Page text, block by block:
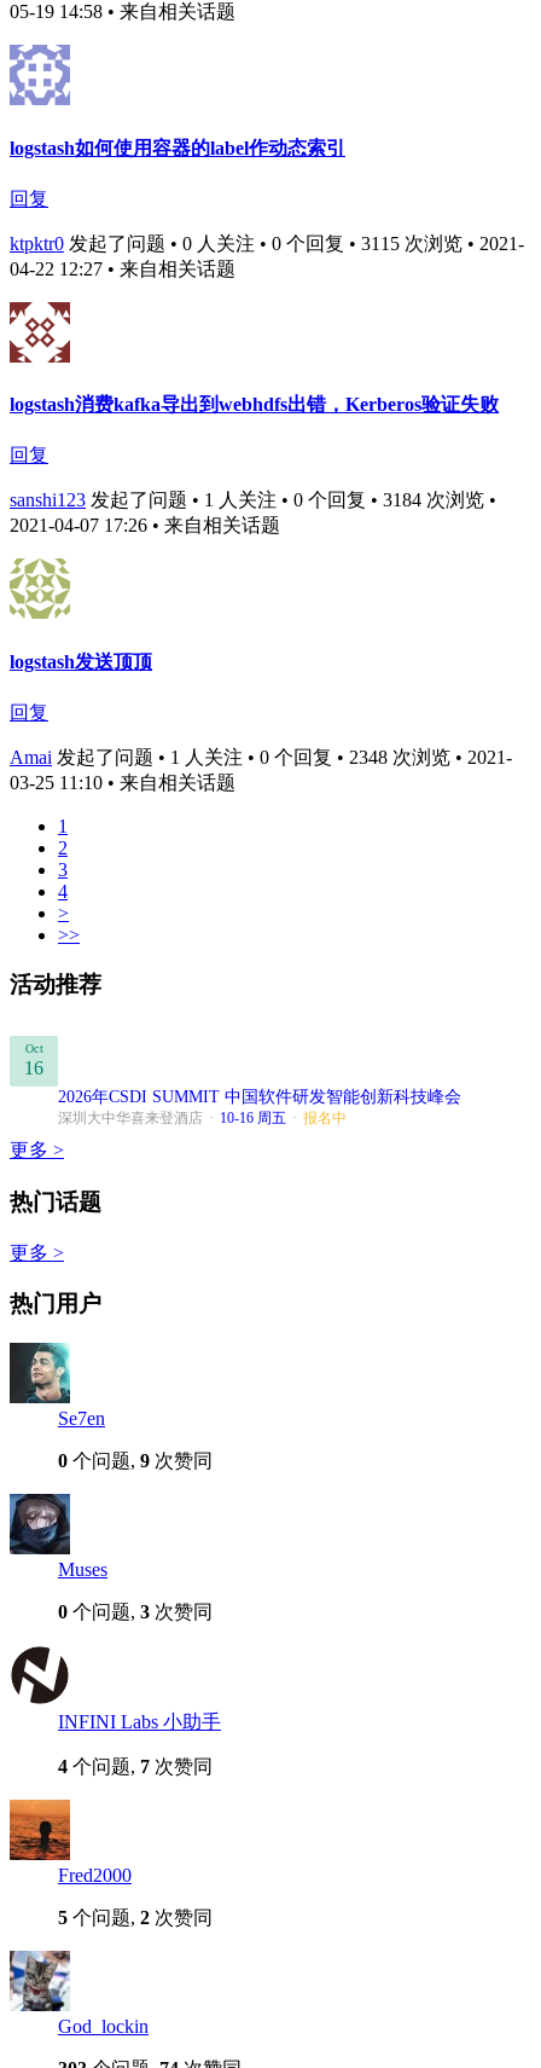
05-19 14:58 • 来自相关话题
logstash如何使用容器的label作动态索引
回复
ktpktr0 发起了问题 • 0 人关注 • 0 个回复 • 3115 次浏览 • 2021-
04-22 12:27 • 来自相关话题
logstash消费kafka导出到webhdfs出错，Kerberos验证失败
回复
sanshi123 发起了问题 • 1 人关注 • 0 个回复 • 3184 次浏览 •
2021-04-07 17:26 • 来自相关话题
logstash发送顶顶
回复
Amai 发起了问题 • 1 人关注 • 0 个回复 • 2348 次浏览 • 2021-
03-25 11:10 • 来自相关话题
1
2
3
4
>
>>
活动推荐
Oct
16
2026年CSDI SUMMIT 中国软件研发智能创新科技峰会
深圳大中华喜来登酒店 · 10-16 周五 · 报名中
更多 >
热门话题
更多 >
热门用户
Se7en
0 个问题, 9 次赞同
Muses
0 个问题, 3 次赞同
INFINI Labs 小助手
4 个问题, 7 次赞同
Fred2000
5 个问题, 2 次赞同
God_lockin